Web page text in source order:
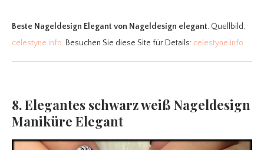
Beste Nageldesign Elegant von Nageldesign elegant. Quellbild:
celestyne.info. Besuchen Sie diese Site für Details: celestyne.info
8. Elegantes schwarz weiß Nageldesign
Maniküre Elegant